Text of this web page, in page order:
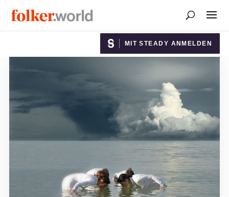
MIT STEADY ANMELDEN